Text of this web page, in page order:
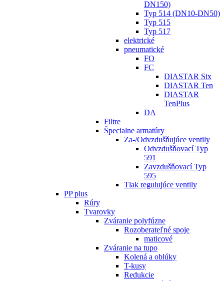
DN150)
Typ 514 (DN10-DN50)
Typ 515
Typ 517
elektrické
pneumatické
FO
FC
DIASTAR Six
DIASTAR Ten
DIASTAR
TenPlus
DA
Filtre
Špecialne armatúry
Za-/Odvzdušňujúce ventily
Odvzdušňovací Typ
591
Zavzdušňovací Typ
595
Tlak regulujúce ventily
PP plus
Rúry
Tvarovky
Zváranie polyfúzne
Rozoberateľné spoje
maticové
Zváranie na tupo
Kolená a oblúky
T-kusy
Redukcie